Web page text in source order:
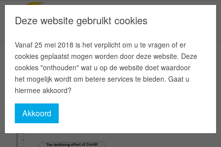
Deze website gebruikt cookies
Vanaf 25 mei 2018 is het verplicht om u te vragen of er
cookies geplaatst mogen worden door deze website. Deze
cookies "onthouden" wat u op de website doet waardoor
het mogelijk wordt om betere services te bieden. Gaat u
hiermee akkoord?
Akkoord